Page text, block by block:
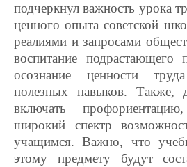
подчеркнул важность урока
ценного опыта советской
реалиями и запросами
воспитание подрастающего
осознание ценности
полезных навыков. Также,
включать
широкий спектр
учащимся. Важно, что
этому предмету будут